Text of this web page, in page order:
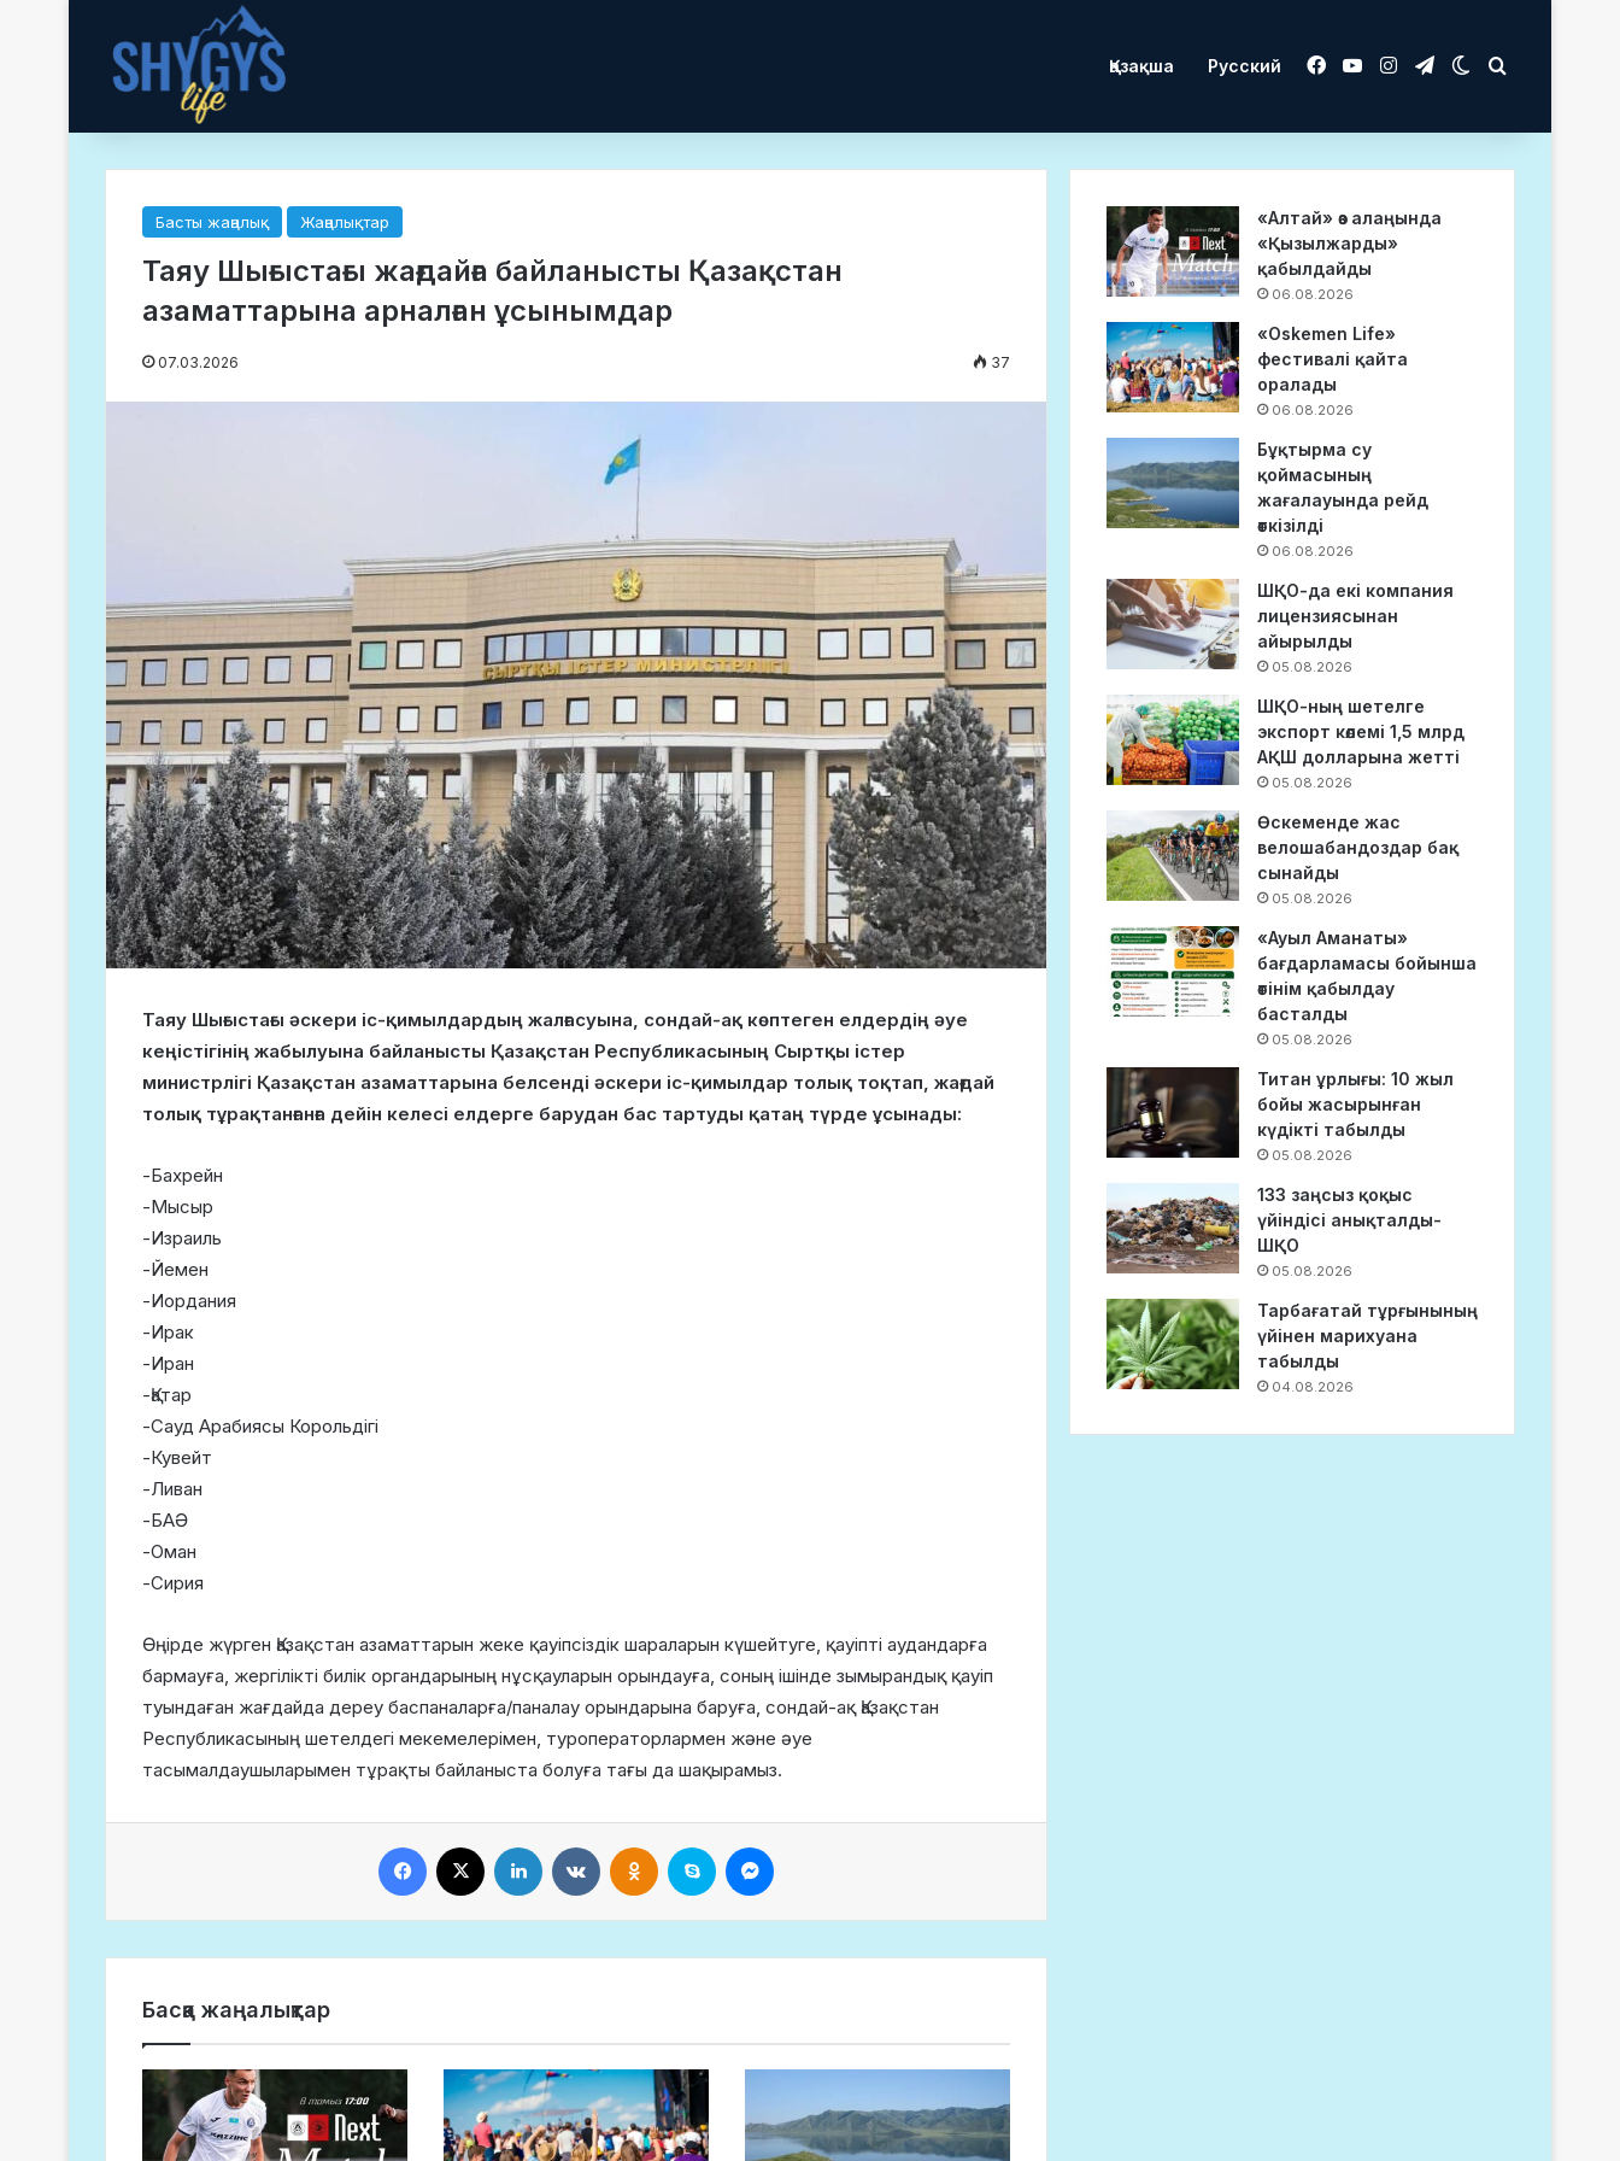
Қазақша Русский Facebook
YouTubeInstagram
TelegramSwitch skin
Басты жаңалық Жаңалықтар
Таяу Шығыстағы жағдайға байланысты Қазақстан
азаматтарына арналған ұсынымдар
07.03.2026 37
Таяу Шығыстағы әскери іс-қимылдардың жалғасуына, сондай-ақ көптеген елдердің әуе
кеңістігінің жабылуына байланысты Қазақстан Республикасының Сыртқы істер
министрлігі Қазақстан азаматтарына белсенді әскери іс-қимылдар толық тоқтап, жағдай
толық тұрақтанғанға дейін келесі елдерге барудан бас тартуды қатаң түрде ұсынады:
-Бахрейн
-Мысыр
-Израиль
-Йемен
-Иордания
-Ирак
-Иран
-Қатар
-Сауд Арабиясы Корольдігі
-Кувейт
-Ливан
-БАӘ
-Оман
-Сирия
Өңірде жүрген Қазақстан азаматтарын жеке қауіпсіздік шараларын күшейтуге, қауіпті аудандарға
бармауға, жергілікті билік органдарының нұсқауларын орындауға, соның ішінде зымырандық қауіп
туындаған жағдайда дереу баспаналарға/паналау орындарына баруға, сондай-ақ Қазақстан
Республикасының шетелдегі мекемелерімен, туроператорлармен және әуе
тасымалдаушыларымен тұрақты байланыста болуға тағы да шақырамыз.
Facebook LinkedIn VKontakteOdnoklassniki
Skype
Басқа жаңалықтар
«Алтай» өз алаңында
«Қызылжарды»
қабылдайды
06.08.2026
«Oskemen Life»
фестивалі қайта
оралады
06.08.2026
Бұқтырма су
қоймасының
жағалауында рейд
өткізілді
06.08.2026
ШҚО-да екі компания
лицензиясынан
айырылды
05.08.2026
ШҚО-ның шетелге
экспорт көлемі 1,5 млрд
АҚШ долларына жетті
05.08.2026
Өскеменде жас
велошабандоздар бақ
сынайды
05.08.2026
«Ауыл Аманаты»
бағдарламасы бойынша
өтінім қабылдау
басталды
05.08.2026
Титан ұрлығы: 10 жыл
бойы жасырынған
күдікті табылды
05.08.2026
133 заңсыз қоқыс
үйіндісі анықталды-
ШҚО
05.08.2026
Тарбағатай тұрғынының
үйінен марихуана
табылды
04.08.2026